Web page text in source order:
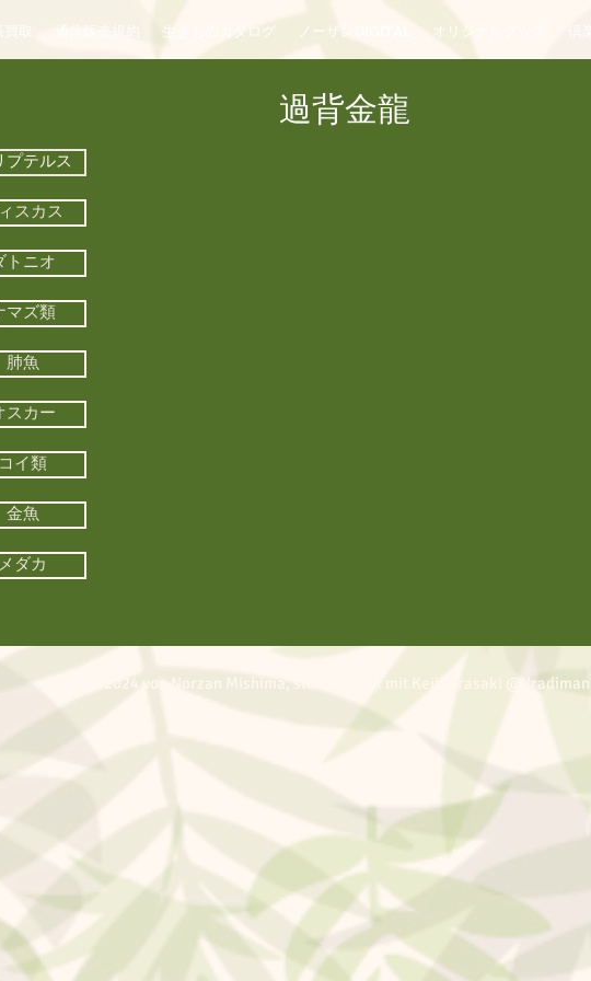
取 通信販売規約 生きものカタログ ノーザンDIGITAL オリジナルグッズ
プテルス
スカス
トニオ
マズ類
肺魚
スカー
コイ類
金魚
メダカ
過背金龍
© 2024 von Norzan Mishima, stolz erstellt mit Keiji Urasaki